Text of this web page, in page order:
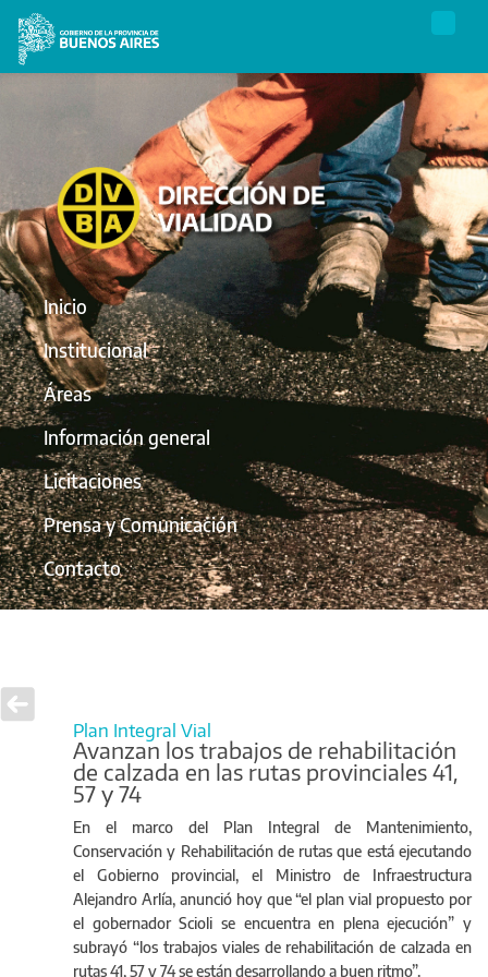
Inicio
Institucional
Áreas
Información general
Licitaciones
Prensa y Comunicación
Contacto
Plan Integral Vial
Avanzan los trabajos de rehabilitación
de calzada en las rutas provinciales 41,
57 y 74
En el marco del Plan Integral de Mantenimiento,
Conservación y Rehabilitación de rutas que está ejecutando
el Gobierno provincial, el Ministro de Infraestructura
Alejandro Arlía, anunció hoy que “el plan vial propuesto por
el gobernador Scioli se encuentra en plena ejecución” y
subrayó “los trabajos viales de rehabilitación de calzada en
rutas 41, 57 y 74 se están desarrollando a buen ritmo”.